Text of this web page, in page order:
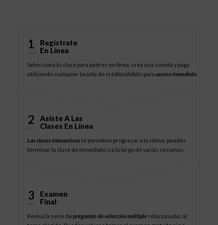
1
Regístrate
En Línea
Selecciona tu clase para padres en línea, crea una cuenta y paga
utilizando cualquier tarjeta de crédito/débito paraacceso inmediato.
2
Asiste A Las
Clases En Línea
Las clases interactivaste permiten progresar a tu ritmo, puedes
terminar la clase de inmediato o a lo largo de varias sesiones.
3
Examen
Final
Revisa la serie depreguntas de selección múltiple relacionadas al